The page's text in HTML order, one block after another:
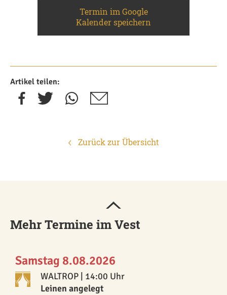
Termin im Google
Kalender speichern
Artikel teilen:
Zurück zur Übersicht
Mehr Termine im Vest
Samstag 8.08.2026
WALTROP | 14:00 Uhr
Leinen angelegt